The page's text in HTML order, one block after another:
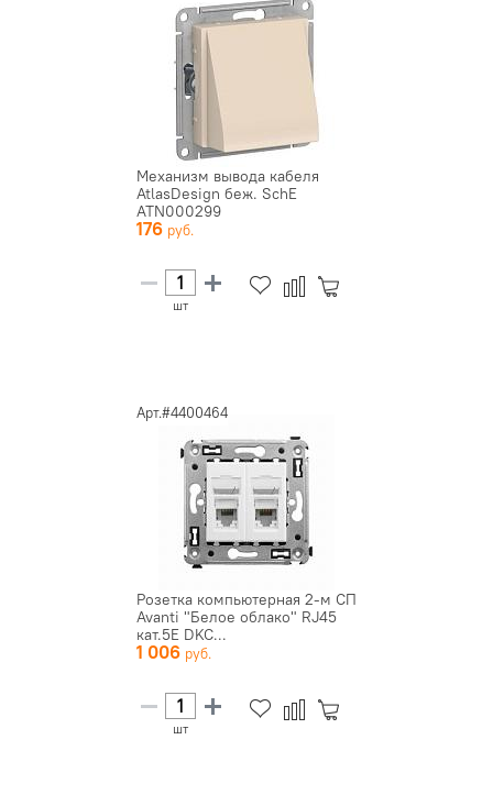
Механизм вывода кабеля
AtlasDesign беж. SchE
ATN000299
176
шт
Арт.#4400464
Розетка компьютерная 2-м СП
Avanti "Белое облако" RJ45
кат.5E DKC...
1 006
шт